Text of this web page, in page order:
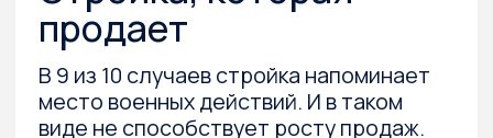
характер. Руководство будет полезно
любому российскому застройщику,
который хочет разобраться
в агентском канале продаж и грамотно
его настроить.